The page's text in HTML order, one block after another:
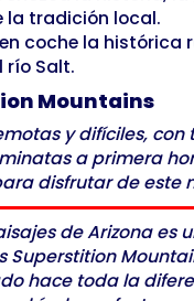
la tradición local.
coche la
río Salt.
Mountains
y difíciles,
a primera
disfrutar de este
de Arizona
hace toda la